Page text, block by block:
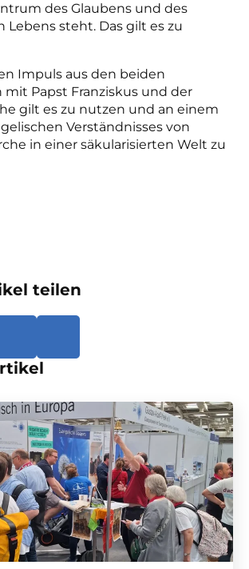
des Glaubens und des
steht. Das gilt es zu
Impuls aus den beiden
Papst Franziskus und der
gilt es zu nutzen und an einem
Verständnisses von
in einer säkularisierten Welt zu
teilen